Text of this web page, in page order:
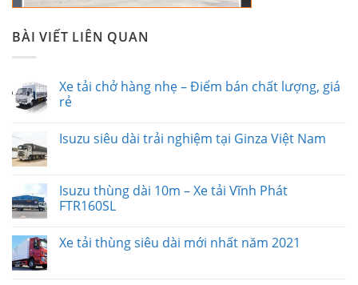
BÀI VIẾT LIÊN QUAN
Xe tải chở hàng nhẹ – Điểm bán chất lượng, giá
rẻ
Isuzu siêu dài trải nghiệm tại Ginza Việt Nam
Isuzu thùng dài 10m – Xe tải Vĩnh Phát
FTR160SL
Xe tải thùng siêu dài mới nhất năm 2021